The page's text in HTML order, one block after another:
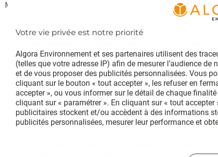
Algora Environnement et ses partenaires utilisent des
(telles que votre adresse IP) afin de mesurer l’audience
et de vous proposer des publicités personnalisées. Vous
cliquant sur le bouton « tout accepter », les refuser en
accepter », ou vous informer sur le détail de chaque
cliquant sur « paramétrer ». En cliquant sur « tout
publicitaires stockent et/ou accèdent à des informations
publicités personnalisées, mesurer leur performance et
recevoir et utiliser des caractéristiques d’identification
Mise en place d’actions curatives correctives et préventives
la mise en œuvre d’actions correctives ou préventives, une
fiche d’amélioration (FOR_019) est ouverte.
Analyse des causes: Pour résoudre de manière définitive les
problèmes et éviter leur réapparition, il convient d’identifier les
causes et de les éliminer. Un groupe de travail représenté par le
responsable planification ainsi que la direction est alors mis en
place afin de travailler sur le problème.
Mise en œuvre d’actions curatives, correctives et/ou